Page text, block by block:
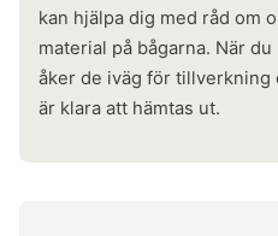
kan hjälpa dig med råd om
material på bågarna. När
åker de iväg för tillverkning
är klara att hämtas ut.